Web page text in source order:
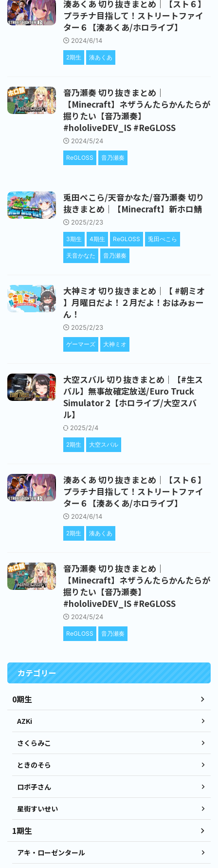
湊あくあ 切り抜きまとめ｜【スト６】
プラチナ目指して！ストリートファイ
ター６【湊あくあ/ホロライブ】
2024/6/14
2期生 湊あくあ
音乃瀬奏 切り抜きまとめ｜
【Minecraft】ネザうんたらかんたらが
掘りたい【音乃瀬奏】
#hololiveDEV_IS #ReGLOSS
2024/5/24
ReGLOSS 音乃瀬奏
兎田ぺこら/天音かなた/音乃瀬奏 切り
抜きまとめ｜【Minecraft】新ホロ鯖
2025/2/23
3期生 4期生 ReGLOSS 兎田ぺこら
天音かなた 音乃瀬奏
大神ミオ 切り抜きまとめ｜【 #朝ミオ
】月曜日だよ！２月だよ！おはみぉー
ん！
2025/2/23
ゲーマーズ 大神ミオ
大空スバル 切り抜きまとめ｜【#生ス
バル】無事故確定放送/Euro Truck
Simulator 2【ホロライブ/大空スバ
ル】
2025/2/4
2期生 大空スバル
湊あくあ 切り抜きまとめ｜【スト６】
プラチナ目指して！ストリートファイ
ター６【湊あくあ/ホロライブ】
2024/6/14
2期生 湊あくあ
音乃瀬奏 切り抜きまとめ｜
【Minecraft】ネザうんたらかんたらが
掘りたい【音乃瀬奏】
#hololiveDEV_IS #ReGLOSS
2024/5/24
ReGLOSS 音乃瀬奏
カテゴリー
0期生
AZKi
さくらみこ
ときのそら
ロボ子さん
星街すいせい
1期生
アキ・ローゼンタール